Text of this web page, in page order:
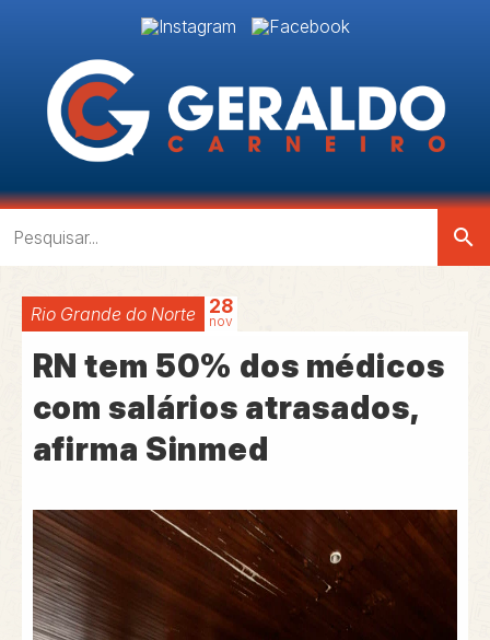
search
Rio Grande do Norte 28
nov
RN tem 50% dos médicos
com salários atrasados,
afirma Sinmed